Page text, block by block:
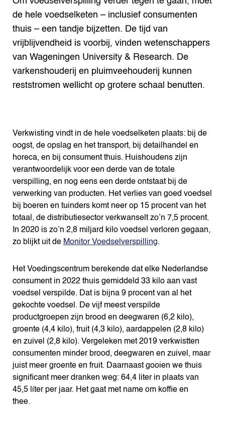
de hele voedselketen – inclusief consumenten
thuis – een tandje bijzetten. De tijd van
vrijblijvendheid is voorbij, vinden wetenschappers
van Wageningen University & Research. De
varkenshouderij en pluimveehouderij kunnen
reststromen wellicht op grotere schaal benutten.
Verkwisting vindt in de hele voedselketen plaats: bij de
oogst, de opslag en het transport, bij detailhandel en
horeca, en bij consument thuis. Huishoudens zijn
verantwoordelijk voor een derde van de totale
verspilling, en nog eens een derde ontstaat bij de
verwerking van producten. Het verlies van goed voedsel
bij boeren en tuinders komt neer op 15 procent van het
totaal, de distributiesector verkwanselt zo’n 7,5 procent.
In 2020 is zo’n 2,8 miljard kilo voedsel verloren gegaan,
zo blijkt uit de Monitor Voedselverspilling.
Het Voedingscentrum berekende dat elke Nederlandse
consument in 2022 thuis gemiddeld 33 kilo aan vast
voedsel verspilde. Dat is bijna 9 procent van al het
gekochte voedsel. De vijf meest verspilde
productgroepen zijn brood en deegwaren (6,2 kilo),
groente (4,4 kilo), fruit (4,3 kilo), aardappelen (2,8 kilo)
en zuivel (2,8 kilo). Vergeleken met 2019 verkwistten
consumenten minder brood, deegwaren en zuivel, maar
juist meer groente en fruit. Daarnaast gooien we thuis
significant meer dranken weg: 64,4 liter in plaats van
45,5 liter per jaar. Het gaat met name om koffie en
thee.